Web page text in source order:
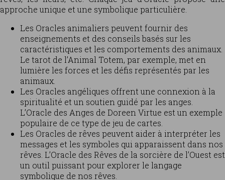
approche unique et une symbolique particulière.
Les Oracles animaliers peuvent fournir des
enseignements et des conseils basés sur les
caractéristiques et les comportements des animaux.
Le tarot de l’Animal Totem, par exemple, met en
lumière les forces et les défis représentés par les
animaux.
Les Oracles angéliques offrent une connexion à la
spiritualité et un soutien guidé par les anges.
L’Oracle des Anges de Doreen Virtue est un exemple
populaire de ce type de jeu de cartes.
Les Oracles de rêves peuvent aider à interpréter les
messages et les symboles qui apparaissent dans nos
rêves. L’Oracle des Rêves de la sorcière de l’Ouest est
un outil puissant pour explorer le langage
symbolique de nos rêves.